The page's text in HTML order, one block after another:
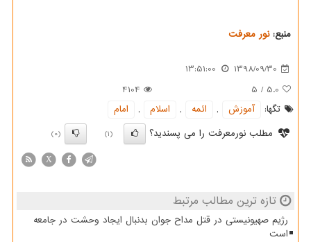
منبع:نور معرفت
1398/09/30
13:51:00
5.0
/
5
4104
تگها:
آموزش , ائمه , اسلام ,
امام
مطلب نورمعرفت را می پسندید؟
(1)
(0)
X
تازه ترین مطالب مرتبط
رژیم صهیونیستی در قتل مداح جوان بدنبال ایجاد وحشت در جامعه
است